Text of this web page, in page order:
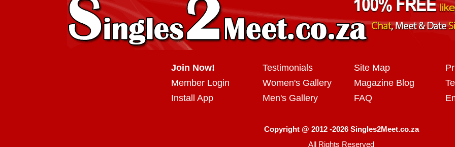
Join Now!
Member Login
Install App
Testimonials
Women's Gallery
Men's Gallery
Site Map
Magazine Blog
FAQ
Copyright @ 2012 -2026 Singles2Meet.co.za
All Rights Reserved